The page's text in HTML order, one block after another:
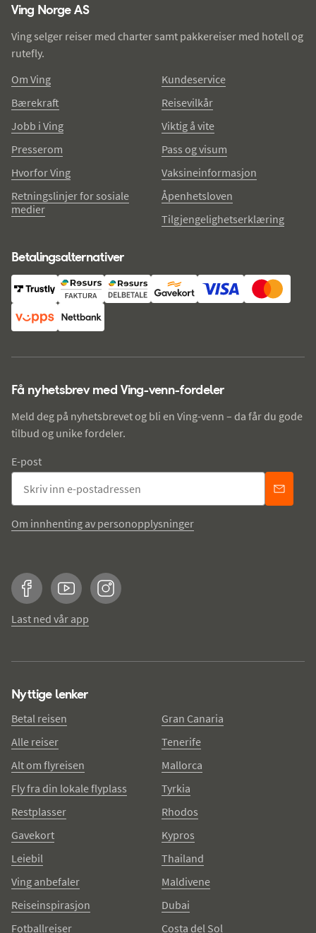
Ving Norge AS
Ving selger reiser med charter samt pakkereiser med hotell og
rutefly.
Om Ving
Bærekraft
Jobb i Ving
Presserom
Hvorfor Ving
Retningslinjer for sosiale
medier
Kundeservice
Reisevilkår
Viktig å vite
Pass og visum
Vaksineinformasjon
Åpenhetsloven
Tilgjengelighetserklæring
Betalingsalternativer
Få nyhetsbrev med Ving-venn-fordeler
Meld deg på nyhetsbrevet og bli en Ving-venn – da får du gode
tilbud og unike fordeler.
E-post
Om innhenting av personopplysninger
FacebookYouTubeInstagram
Last ned vår app
Nyttige lenker
Betal reisen
Alle reiser
Alt om flyreisen
Fly fra din lokale flyplass
Restplasser
Gavekort
Leiebil
Ving anbefaler
Reiseinspirasjon
Fotballreiser
Gran Canaria
Tenerife
Mallorca
Tyrkia
Rhodos
Kypros
Thailand
Maldivene
Dubai
Costa del Sol